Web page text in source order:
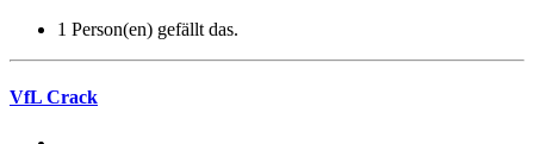
1 Person(en) gefällt das.
VfL Crack